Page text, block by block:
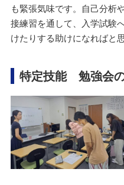
も緊張気味です。自己分析
接練習を通して、入学試験
けたりする助けになればと思
特定技能 勉強会